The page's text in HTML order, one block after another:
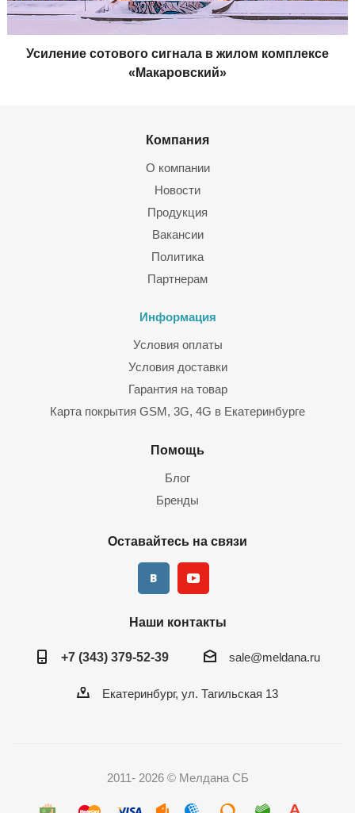
Усиление сотового сигнала в жилом комплексе
«Макаровский»
Компания
О компании
Новости
Продукция
Вакансии
Политика
Партнерам
Информация
Условия оплаты
Условия доставки
Гарантия на товар
Карта покрытия GSM, 3G, 4G в Екатеринбурге
Помощь
Блог
Бренды
Оставайтесь на связи
Наши контакты
+7 (343) 379-52-39 sale@meldana.ru
Екатеринбург, ул. Тагильская 13
2011- 2026 © Мелдана СБ